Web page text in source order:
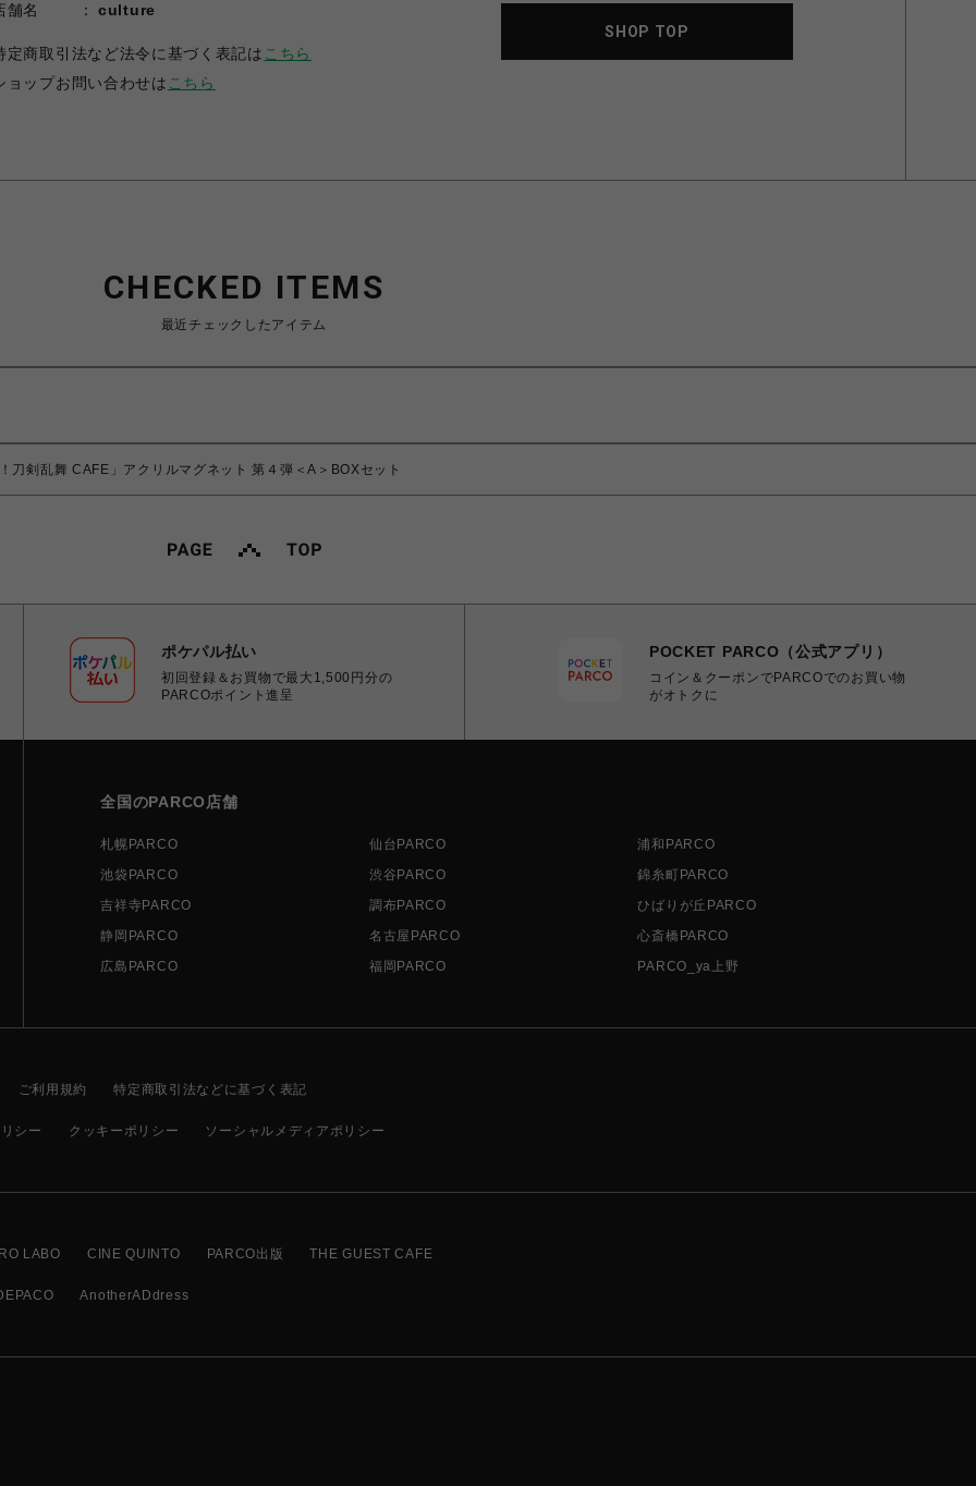
舗名
culture
定商取引法など法令に基づく表記は こちら
ョップお問い合わせは こちら
SHOP TOP
CHECKED ITEMS
最近チェックしたアイテム
！刀剣乱舞 CAFE」アクリルマグネット 第４弾＜A＞BOXセット
ポケパル払い
初回登録＆お買物で最大1,500円分の
PARCOポイント進呈
POCKET PARCO（公式アプリ）
コイン＆クーポンでPARCOでのお買い物
がオトクに
全国のPARCO店舗
札幌PARCO 仙台PARCO
浦和PARCO
池袋PARCO
渋谷PARCO
錦糸町PARCO
吉祥寺PARCO
調布PARCO
ひばりが丘PARCO
静岡PARCO
名古屋PARCO
心斎橋PARCO
広島PARCO
福岡PARCO PARCO_ya上野
ご利用規約 特定商取引法などに基づく表記
シー クッキーポリシー ソーシャルメディアポリシー
LABO CINE QUINTO PARCO出版 THE GUEST CAFE
AnotherADdress